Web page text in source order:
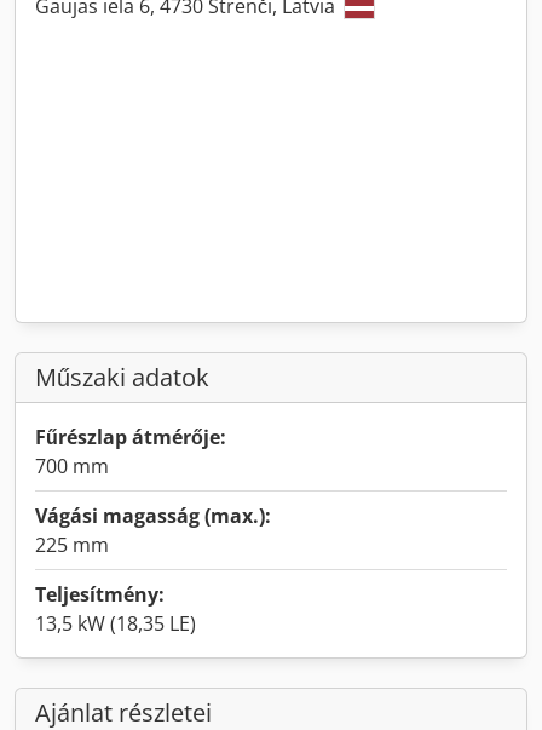
Gaujas iela 6, 4730 Strenči, Latvia
Műszaki adatok
Fűrészlap átmérője:
700 mm
Vágási magasság (max.):
225 mm
Teljesítmény:
13,5 kW (18,35 LE)
Ajánlat részletei